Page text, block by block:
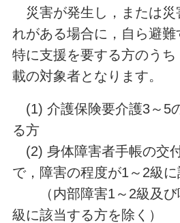
災害が発生し，または災
れがある場合に，自ら避
特に支援を要する方のう
載の対象者となります。
(1) 介護保険要介護3～5
る方
(2) 身体障害者手帳の交
で，障害の程度が1～2級
（内部障害1～2級及び
級に該当する方を除く）